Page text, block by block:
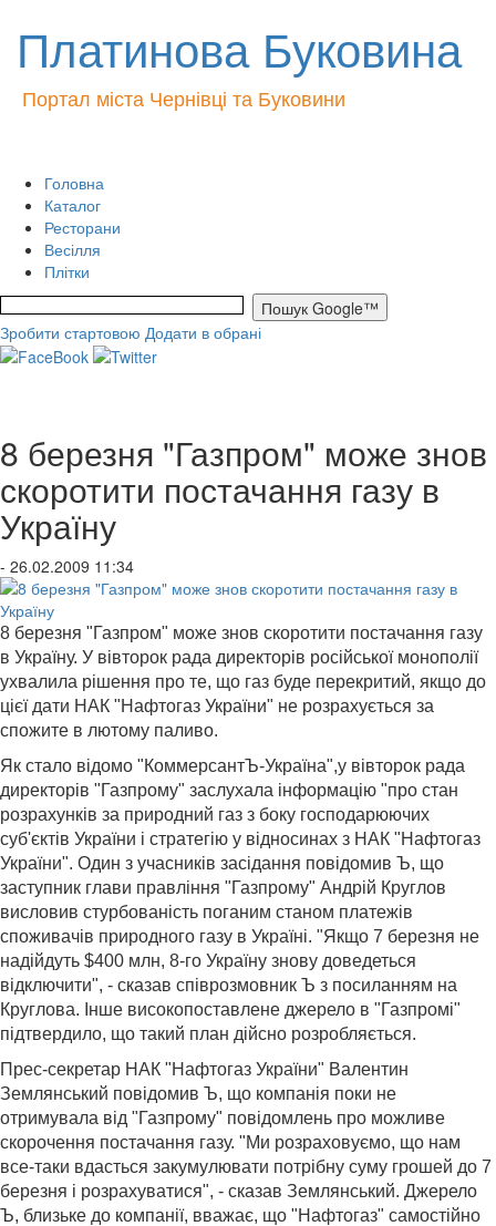
Платинова Буковина
Портал міста Чернівці та Буковини
Головна
Каталог
Ресторани
Весілля
Плітки
Зробити стартовою Додати в обрані
8 березня "Газпром" може знов
скоротити постачання газу в
Україну
- 26.02.2009 11:34
8 березня "Газпром" може знов скоротити постачання газу
в Україну. У вівторок рада директорів російської монополії
ухвалила рішення про те, що газ буде перекритий, якщо до
цієї дати НАК "Нафтогаз України" не розрахується за
спожите в лютому паливо.
Як стало відомо "КоммерсантЪ-Україна",у вівторок рада
директорів "Газпрому" заслухала інформацію "про стан
розрахунків за природний газ з боку господарюючих
суб'єктів України і стратегію у відносинах з НАК "Нафтогаз
України". Один з учасників засідання повідомив Ъ, що
заступник глави правління "Газпрому" Андрій Круглов
висловив стурбованість поганим станом платежів
споживачів природного газу в Україні. "Якщо 7 березня не
надійдуть $400 млн, 8-го Україну знову доведеться
відключити", - сказав співрозмовник Ъ з посиланням на
Круглова. Інше високопоставлене джерело в "Газпромі"
підтвердило, що такий план дійсно розробляється.
Прес-секретар НАК "Нафтогаз України" Валентин
Землянський повідомив Ъ, що компанія поки не
отримувала від "Газпрому" повідомлень про можливе
скорочення постачання газу. "Ми розраховуємо, що нам
все-таки вдасться закумулювати потрібну суму грошей до 7
березня і розрахуватися", - сказав Землянський. Джерело
Ъ, близьке до компанії, вважає, що "Нафтогаз" самостійно